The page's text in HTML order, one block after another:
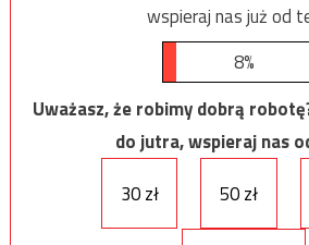
wspieraj nas już od
8%
Uważasz, że robimy dobrą
do jutra, wspieraj nas
30 zł
50 zł